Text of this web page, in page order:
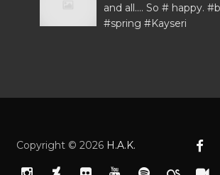
and all.... So # happy.
#spring #Kayseri
Copyright ©2026 H.A.K.